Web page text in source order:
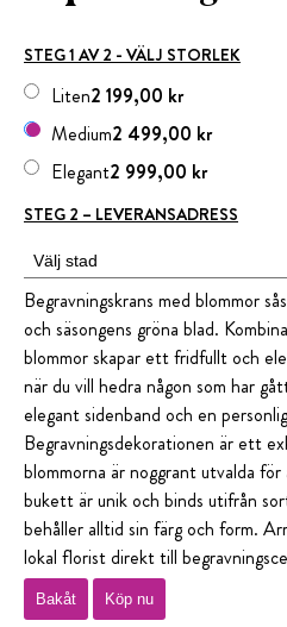
STEG 1 AV 2 - VÄLJ STORLEK
2 199,00 kr
Liten
2 499,00 kr
Medium
2 999,00 kr
Elegant
STEG 2 – LEVERANSADRESS
Begravningskrans med blommor
och säsongens gröna blad.
blommor skapar ett fridfullt och
när du vill hedra någon som har
elegant sidenband och en
Begravningsdekorationen är ett
blommorna är noggrant utvalda
bukett är unik och binds utifrån
behåller alltid sin färg och form.
lokal florist direkt till
Bakåt Köp nu